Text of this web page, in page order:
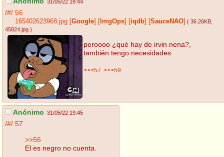
31/05/22 19:44
/#/ 56
165402623968.jpg Google ImgOps iqdb SauceNAO ( 36.26KB
45824.jpg )
peroooo ¿qué hay de irvin nena?,
también tengo necesidades
>>>57 >>>59
Anónimo 31/05/22 19:45
/#/ 57
>>56
El es negro no cuenta.